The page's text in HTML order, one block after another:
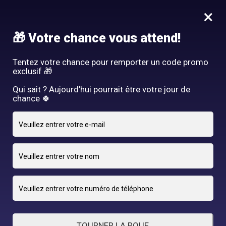
Beard Trim
By Rodrigue
×
🎁 Votre chance vous attend!
Tentez votre chance pour remporter un code promo
exclusif 🎁
Qui sait ? Aujourd’hui pourrait être votre jour de
chance 🍀